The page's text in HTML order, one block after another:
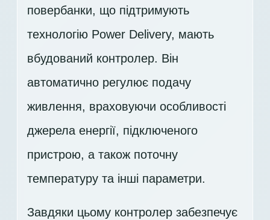
повербанки, що підтримують
технологію Power Delivery, мають
вбудований контролер. Він
автоматично регулює подачу
живлення, враховуючи особливості
джерела енергії, підключеного
пристрою, а також поточну
температуру та інші параметри.
Завдяки цьому контролер забезпечує